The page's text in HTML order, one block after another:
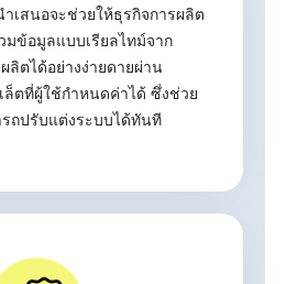
เสนอจะช่วยให้ธุรกิจการผลิต
ข้อมูลแบบเรียลไทม์จาก
ลิตได้อย่างง่ายดายผ่าน
ตที่ผู้ใช้กำหนดค่าได้ ซึ่งช่วย
ถปรับแต่งระบบได้ทันที